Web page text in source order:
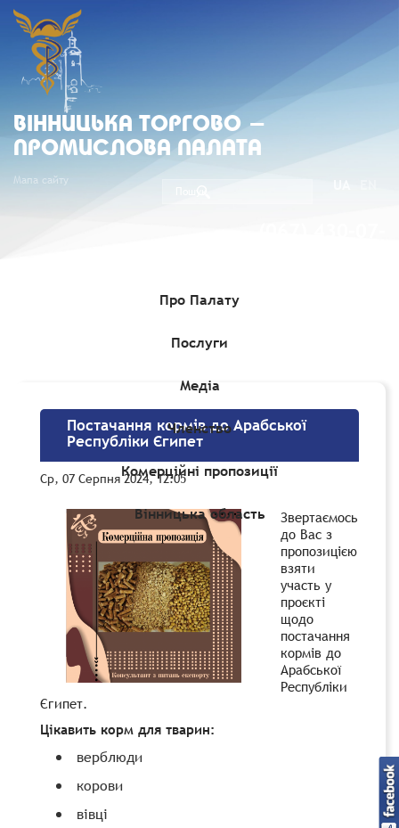
ВIННИЦЬКА ТОРГОВО -
ПРОМИСЛОВА ПАЛАТА
Мапа сайту
Про Палату
Послуги
Медіа
Членство
Комерційні пропозиції
Вінницька область
Комерційні пропозиції»Постачання кормів до
Постачання кормів до Арабської
Республіки Єгипет
Ср, 07 Серпня 2024, 12:05
Звертаємось
до Вас з
пропозицією
взяти
участь у
проєкті
щодо
постачання
кормів до
Арабської
Республіки
Єгипет.
Цікавить корм для тварин:
верблюди
корови
вівці